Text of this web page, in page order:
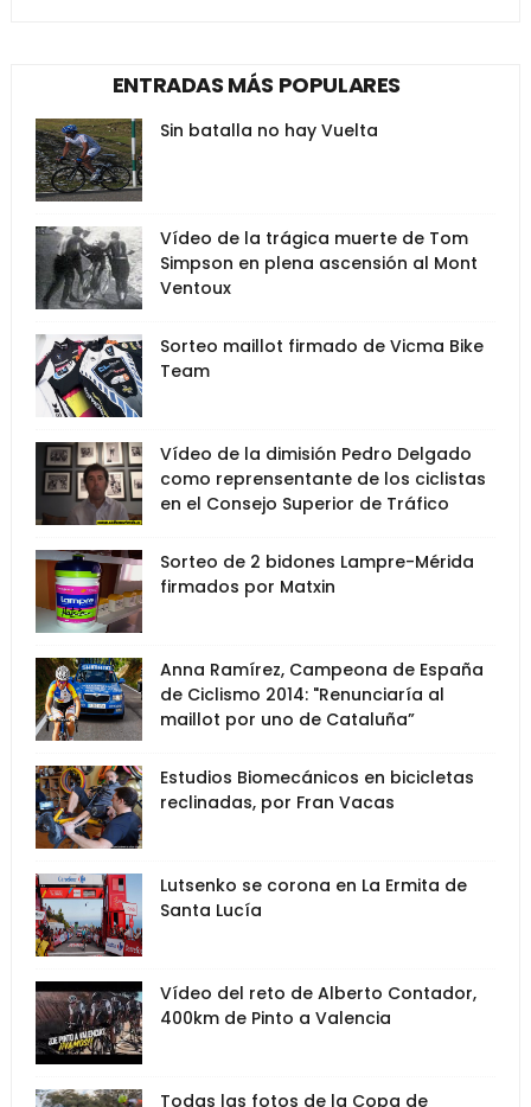
ENTRADAS MÁS POPULARES
Sin batalla no hay Vuelta
Vídeo de la trágica muerte de Tom
Simpson en plena ascensión al Mont
Ventoux
Sorteo maillot firmado de Vicma Bike
Team
Vídeo de la dimisión Pedro Delgado
como reprensentante de los ciclistas
en el Consejo Superior de Tráfico
Sorteo de 2 bidones Lampre-Mérida
firmados por Matxin
Anna Ramírez, Campeona de España
de Ciclismo 2014: "Renunciaría al
maillot por uno de Cataluña”
Estudios Biomecánicos en bicicletas
reclinadas, por Fran Vacas
Lutsenko se corona en La Ermita de
Santa Lucía
Vídeo del reto de Alberto Contador,
400km de Pinto a Valencia
Todas las fotos de la Copa de